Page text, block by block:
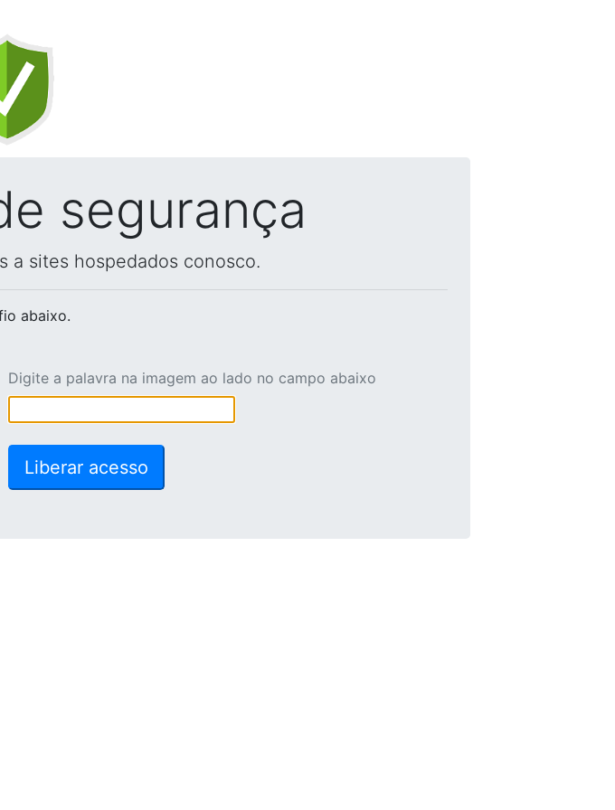
segurança
a sites hospedados conosco.
abaixo.
Digite a palavra na imagem ao lado no campo abaixo